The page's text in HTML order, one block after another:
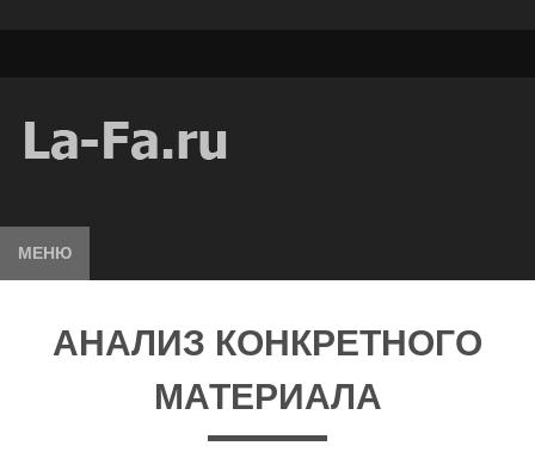
МЕНЮ
АНАЛИЗ КОНКРЕТНОГО
МАТЕРИАЛА